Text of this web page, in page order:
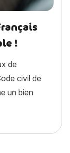
!
de
civil de
un bien